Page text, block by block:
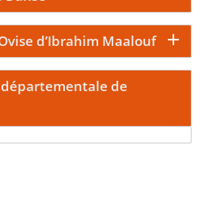
d’Ibrahim Maalouf
de